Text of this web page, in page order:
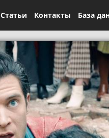
Статьи Контакты База